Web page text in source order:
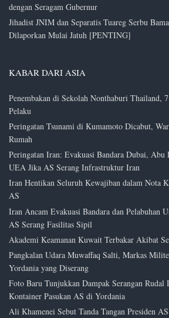
dengan Seragam Gubernur
Jihadist JNIM dan Separatis Tuareg Serbu
Dilaporkan Mulai Jatuh [PENTING]
KABAR DARI ASIA
Penembakan di Sekolah Nonthaburi Thailand,
Pelaku
Peringatan Tsunami di Kumamoto Dicabut,
Rumah
Peringatan Iran: Evakuasi Bandara Dubai, Abu
UEA Jika AS Serang Infrastruktur Iran
Iran Hentikan Seluruh Kewajiban dalam Nota
AS
Iran Ancam Evakuasi Bandara dan Pelabuhan
AS Serang Fasilitas Sipil
Akademi Keamanan Kuwait Terbakar Akibat
Pangkalan Udara Muwaffaq Salti, Markas
Yordania yang Diserang
Foto Baru Tunjukkan Dampak Serangan Rudal
Kontainer Pasukan AS di Yordania
Ali Khamenei Sebut Tanda Tangan Presiden